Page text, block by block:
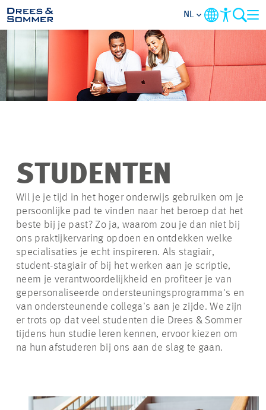
OVERZICHT
OVER ONS
STARTERSFUNCTIES
FAQ
VACATURES
NL
STUDENTEN
Wil je je tijd in het hoger onderwijs gebruiken om je
persoonlijke pad te vinden naar het beroep dat het
beste bij je past? Zo ja, waarom zou je dan niet bij
ons praktijkervaring opdoen en ontdekken welke
specialisaties je echt inspireren. Als stagiair,
student-stagiair of bij het werken aan je scriptie,
neem je verantwoordelijkheid en profiteer je van
gepersonaliseerde ondersteuningsprogramma's en
van ondersteunende collega's aan je zijde. We zijn
er trots op dat veel studenten die Drees & Sommer
tijdens hun studie leren kennen, ervoor kiezen om
na hun afstuderen bij ons aan de slag te gaan.